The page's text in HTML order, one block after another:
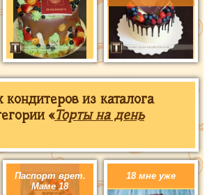
из каталога
«Торты на день
Паспорт врет.
Маме 18
18 мне уже